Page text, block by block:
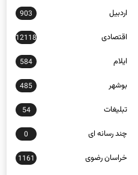
اردبیل 903
اقتصادی 12118
ایلام 584
بوشهر 485
تبلیغات 54
چند رسانه ای 0
خراسان رضوی 1161